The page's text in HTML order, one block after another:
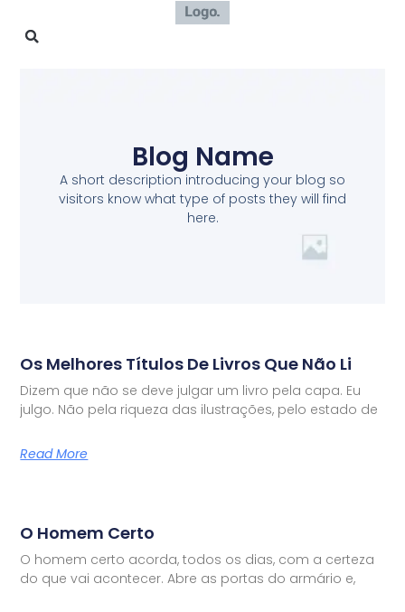
Blog Name
A short description introducing your blog so
visitors know what type of posts they will find
here.
Os Melhores Títulos De Livros Que Não Li
Dizem que não se deve julgar um livro pela capa. Eu
julgo. Não pela riqueza das ilustrações, pelo estado de
Read More
O Homem Certo
O homem certo acorda, todos os dias, com a certeza
do que vai acontecer. Abre as portas do armário e,